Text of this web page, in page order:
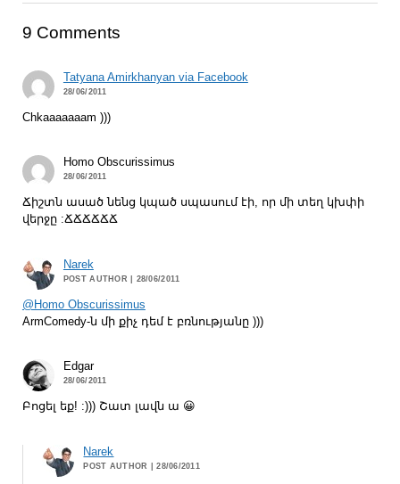
9 Comments
Tatyana Amirkhanyan via Facebook
28/06/2011
Chkaaaaaaam )))
Homo Obscurissimus
28/06/2011
Ճիշտն ասած նենց կպած սպասում էի, որ մի տեղ կխփի
վերջը :ՃՃՃՃՃՃ
Narek
POST AUTHOR | 28/06/2011
@Homo Obscurissimus
ArmComedy-ն մի քիչ դեմ է բռնությանը )))
Edgar
28/06/2011
Բոցել եք! :))) Շատ լավն ա 😀
Narek
POST AUTHOR | 28/06/2011